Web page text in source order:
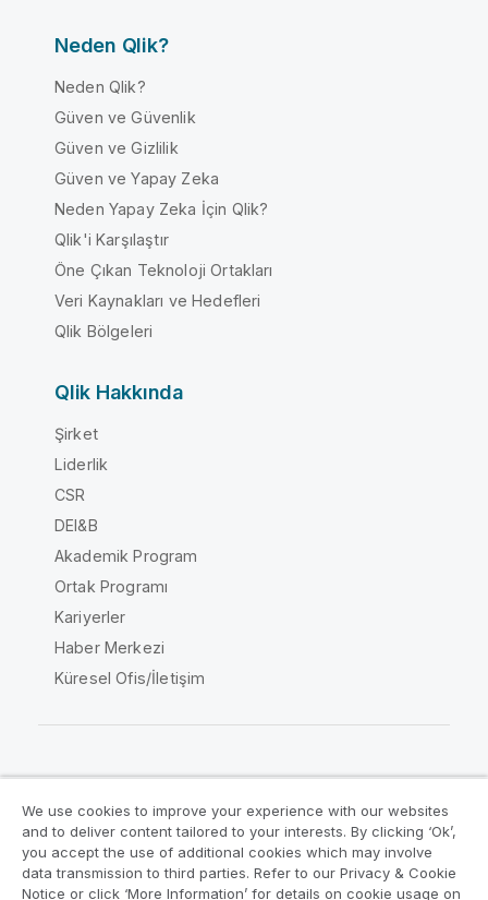
Neden Qlik?
Neden Qlik?
Güven ve Güvenlik
Güven ve Gizlilik
Güven ve Yapay Zeka
Neden Yapay Zeka İçin Qlik?
Qlik'i Karşılaştır
Öne Çıkan Teknoloji Ortakları
Veri Kaynakları ve Hedefleri
Qlik Bölgeleri
Qlik Hakkında
Şirket
Liderlik
CSR
DEI&B
Akademik Program
Ortak Programı
Kariyerler
Haber Merkezi
Küresel Ofis/İletişim
Yasal sözleşmeler
Ürün Koşulları
Legal Policies
Legal Policies
We use cookies to improve your experience with our websites
and to deliver content tailored to your interests. By clicking ‘Ok’,
you accept the use of additional cookies which may involve
data transmission to third parties. Refer to our Privacy & Cookie
Notice or click ‘More Information’ for details on cookie usage on